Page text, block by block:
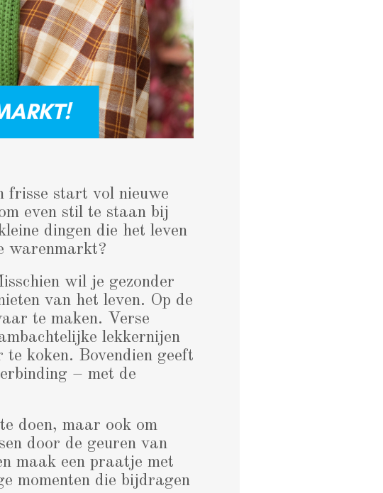
frisse start vol nieuwe
even stil te staan bij
dingen die het leven
warenmarkt?
wil je gezonder
van het leven. Op de
te maken. Verse
lekkernijen
koken. Bovendien geeft
– met de
doen, maar ook om
door de geuren van
maak een praatje met
momenten die bijdragen